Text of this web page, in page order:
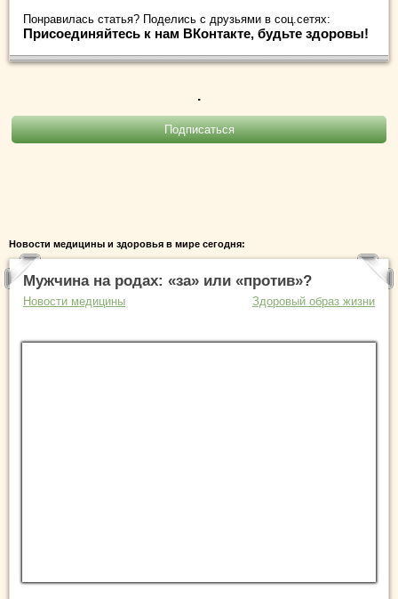
Понравилась статья? Поделись с друзьями в соц.сетях:
Присоединяйтесь к нам ВКонтакте, будьте здоровы!
.
Новости медицины и здоровья в мире сегодня:
Мужчина на родах: «за» или «против»?
Новости медицины Здоровый образ жизни